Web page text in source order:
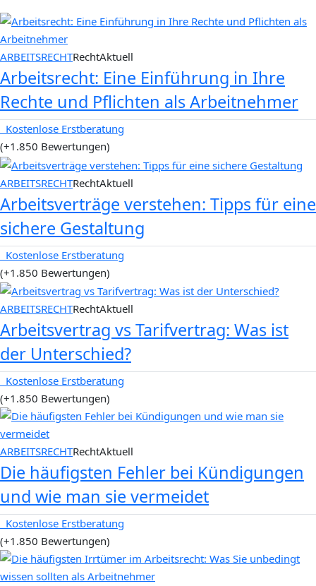
ARBEITSRECHTRechtAktuell
Arbeitsrecht: Eine Einführung in Ihre
Rechte und Pflichten als Arbeitnehmer
Kostenlose Erstberatung
(+1.850 Bewertungen)
ARBEITSRECHTRechtAktuell
Arbeitsverträge verstehen: Tipps für eine
sichere Gestaltung
Kostenlose Erstberatung
(+1.850 Bewertungen)
ARBEITSRECHTRechtAktuell
Arbeitsvertrag vs Tarifvertrag: Was ist
der Unterschied?
Kostenlose Erstberatung
(+1.850 Bewertungen)
ARBEITSRECHTRechtAktuell
Die häufigsten Fehler bei Kündigungen
und wie man sie vermeidet
Kostenlose Erstberatung
(+1.850 Bewertungen)